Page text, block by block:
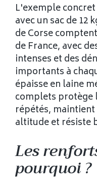
L'exemple concret
avec un sac de 12
de Corse
de France, avec
intenses et des
importants à
épaisse en laine
complets protège
répétés,
altitude et résiste
Les
pourquoi ?